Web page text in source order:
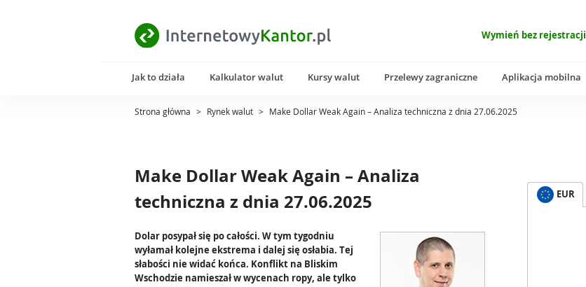
Wymień bez rejestracji
Jak to działa Kalkulator walut Kursy walut Przelewy zagraniczne Aplikacja mobilna
Strona główna > Rynek walut > Make Dollar Weak Again – Analiza techniczna z dnia 27.06.2025
Make Dollar Weak Again – Analiza
techniczna z dnia 27.06.2025
Dolar posypał się po całości. W tym tygodniu
wyłamał kolejne ekstrema i dalej się osłabia. Tej
słabości nie widać końca. Konflikt na Bliskim
Wschodzie namieszał w wycenach ropy, ale tylko
EUR